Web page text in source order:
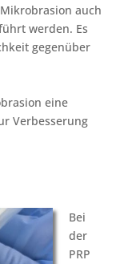
auch
werden. Es
gegenüber
eine
Verbesserung
Bei
der
PRP